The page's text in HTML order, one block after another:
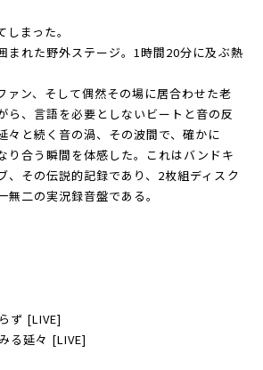
まった。
まれた野外ステージ。1時間20分に及ぶ熱
ァン、そして偶然その場に居合わせた老
ら、言語を必要としないビートと音の反
々と続く音の渦、その波間で、確かに
り合う瞬間を体感した。これはバンドキ
、その伝説的記録であり、2枚組ディスク
無二の実況録音盤である。
ず [LIVE]
る延々 [LIVE]